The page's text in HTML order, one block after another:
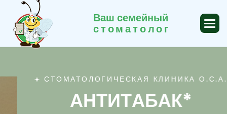
Ваш семейный
стоматолог
СТОМАТОЛОГИЧЕСКАЯ КЛИНИКА О.С.А.
НТИТАБАК*